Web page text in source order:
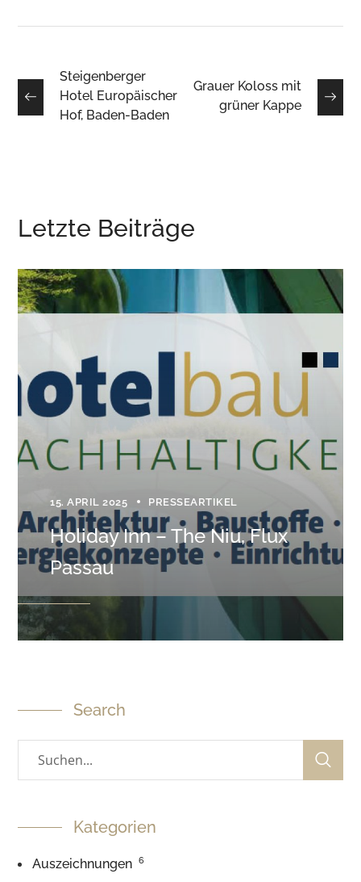
Steigenberger
Hotel Europäischer
Hof, Baden-Baden
Grauer Koloss mit
grüner Kappe
Letzte Beiträge
15. APRIL 2025 PRESSEARTIKEL
Holiday Inn – The Niu, Flux
Passau
Search
Kategorien
Auszeichnungen 6